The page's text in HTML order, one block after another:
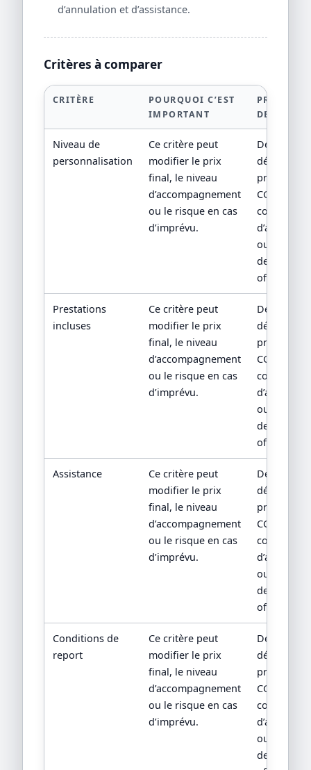
d’annulation et d’assistance.
Critères à comparer
CRITÈRE
POURQUOI C’EST
IMPORTANT
PREUVE À
Niveau de
personnalisation
Ce critère peut
modifier le prix
final, le niveau
d’accompagnement
ou le risque en cas
d’imprévu.
Devis
détaillé,
CGV,
conditions
ou
descriptif
officiel.
Prestations
incluses
Ce critère peut
modifier le prix
final, le niveau
d’accompagnement
ou le risque en cas
d’imprévu.
Devis
détaillé,
CGV,
conditions
ou
descriptif
officiel.
Assistance
Ce critère peut
modifier le prix
final, le niveau
d’accompagnement
ou le risque en cas
d’imprévu.
Devis
détaillé,
CGV,
conditions
ou
descriptif
officiel.
Conditions de
report
Ce critère peut
modifier le prix
final, le niveau
d’accompagnement
ou le risque en cas
d’imprévu.
Devis
détaillé,
CGV,
conditions
ou
descriptif